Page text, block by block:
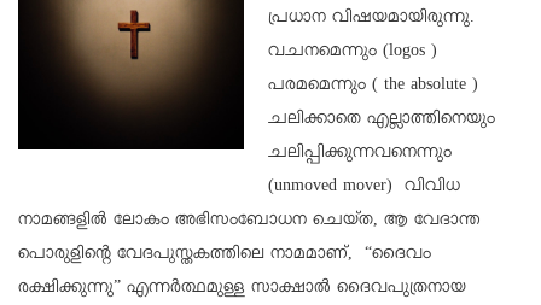
പ്രധാന വിഷയമായിരുന്നു.
വചനമെന്നും (logos )
പരമമെന്നും ( the absolute )
ചലിക്കാതെ എല്ലാത്തിനെയും
ചലിപ്പിക്കുന്നവനെന്നും
(unmoved mover) വിവിധ
നാമങ്ങളിൽ ലോകം അഭിസംബോധന ചെയ്ത, ആ വേദാന്ത
പൊരുളിന്റെ വേദപുസ്തകത്തിലെ നാമമാണ്, “ദൈവം
രക്ഷിക്കുന്നു” എന്നർത്ഥമുള്ള സാക്ഷാൽ ദൈവപുത്രനായ